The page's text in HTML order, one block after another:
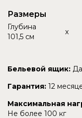
Размеры
Глубина
101,5 см
x
Бельевой ящик: Да
Гарантия: 12
Максимальная
Не более 100 кг